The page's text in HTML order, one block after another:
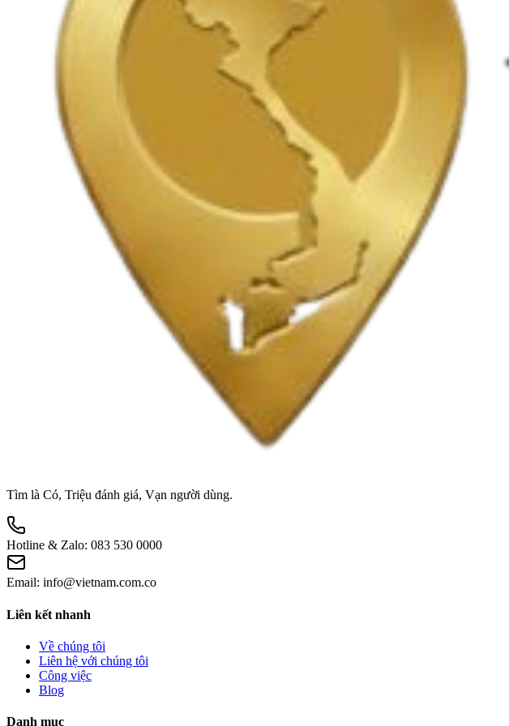
Tìm là Có, Triệu đánh giá, Vạn người dùng.
Hotline & Zalo: 083 530 0000
Email: info@vietnam.com.co
Liên kết nhanh
Về chúng tôi
Liên hệ với chúng tôi
Công việc
Blog
Danh mục